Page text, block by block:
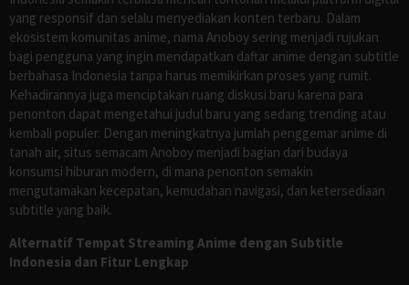
yang responsif dan selalu menyediakan konten terbaru. Dalam
ekosistem komunitas anime, nama Anoboy sering menjadi rujukan
bagi pengguna yang ingin mendapatkan daftar anime dengan subtitle
berbahasa Indonesia tanpa harus memikirkan proses yang rumit.
Kehadirannya juga menciptakan ruang diskusi baru karena para
penonton dapat mengetahui judul baru yang sedang trending atau
kembali populer. Dengan meningkatnya jumlah penggemar anime di
tanah air, situs semacam Anoboy menjadi bagian dari budaya
konsumsi hiburan modern, di mana penonton semakin
mengutamakan kecepatan, kemudahan navigasi, dan ketersediaan
subtitle yang baik.
Alternatif Tempat Streaming Anime dengan Subtitle
Indonesia dan Fitur Lengkap